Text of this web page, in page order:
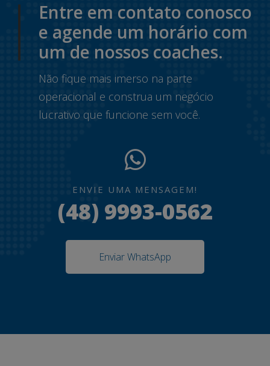
Entre em contato conosco
e agende um horário com
um de nossos coaches.
Não fique mais imerso na parte
operacional e construa um negócio
lucrativo que funcione sem você.
ENVIE UMA MENSAGEM!
(48) 9993-0562
Enviar WhatsApp